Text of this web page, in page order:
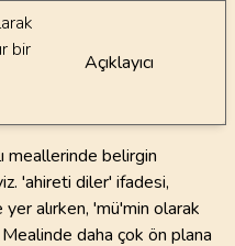
bir
Açıklayıcı
meallerinde belirgin
'ahireti diler' ifadesi,
yer alırken, 'mü'min olarak
daha çok ön plana